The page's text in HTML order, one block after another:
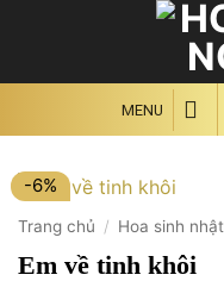
MENU
-6%
Trang chủ / Hoa sinh nhật
Em về tinh khôi